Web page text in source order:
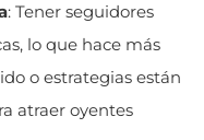
: Tener seguidores
lo que hace más
o estrategias están
atraer oyentes